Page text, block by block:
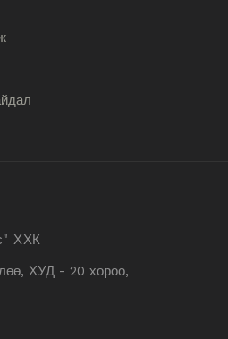
ХХК
ХУД - 20 хороо,